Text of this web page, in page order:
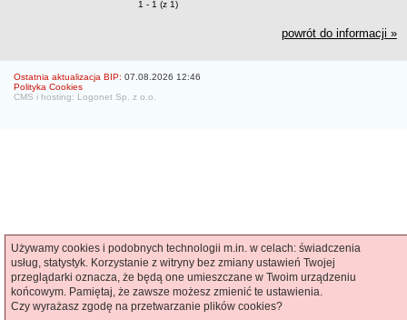
BIURA OBSŁUGI KLIENTA
Archiwalne - Zamówiena zgodne z procedurą PZP
Archiwalne - Zamówienia zgodne z procedurą PZP sprzed
01.03.2016
Archiwalne - Zamówienia bez procedury PZP - do 12.04.2019
Zmiany o pozycjach
1 - 1 (z 1)
powrót do informacji »
Ostatnia aktualizacja BIP: 07.08.2026 12:46
Polityka Cookies
CMS i hosting: Logonet Sp. z o.o.
Używamy cookies i podobnych technologii m.in. w celach: świadczenia
usług, statystyk. Korzystanie z witryny bez zmiany ustawień Twojej
przeglądarki oznacza, że będą one umieszczane w Twoim urządzeniu
końcowym. Pamiętaj, że zawsze możesz zmienić te ustawienia.
Czy wyrażasz zgodę na przetwarzanie plików cookies?